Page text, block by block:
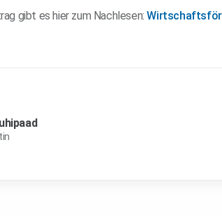
gibt es hier zum Nachlesen: